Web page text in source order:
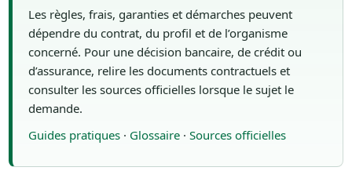
Les règles, frais, garanties et démarches peuvent
dépendre du contrat, du profil et de l’organisme
concerné. Pour une décision bancaire, de crédit ou
d’assurance, relire les documents contractuels et
consulter les sources officielles lorsque le sujet le
demande.
Guides pratiques· Glossaire· Sources officielles